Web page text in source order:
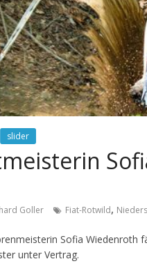
slider
Goller Fiat-Rotwild,
Sofia Wiedenroth
unter Vertrag.